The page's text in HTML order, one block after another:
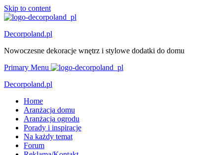
Skip to content
Decorpoland.pl
Nowoczesne dekoracje wnętrz i stylowe dodatki do domu
Primary Menu
Decorpoland.pl
Home
Aranżacja domu
Aranżacja ogrodu
Porady i inspiracje
Na każdy temat
Forum